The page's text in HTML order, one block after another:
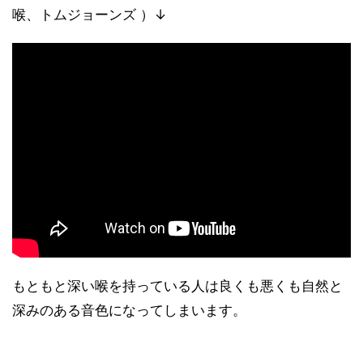
喉、トムジョーンズ ）↓
もともと深い喉を持っている人は良くも悪くも自然と
深みのある音色になってしまいます。